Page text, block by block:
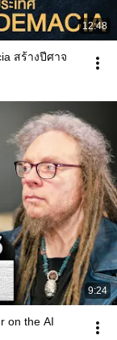
12:48
สร้างปีศาจ
9:24
on the AI